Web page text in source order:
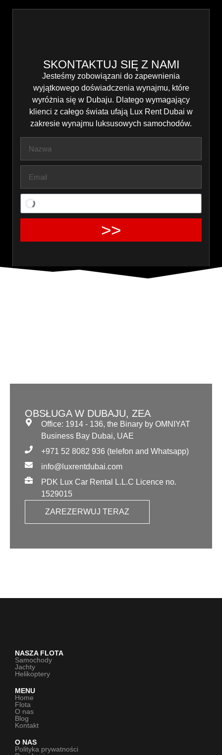
SKONTAKTUJ SIĘ Z NAMI
Jesteśmy zobowiązani do zapewnienia
wyjątkowego doświadczenia wynajmu, które
wyróżnia się w Dubaju. Dlatego wymagający
klienci z całego świata ufają Lux Rent Dubai w
zakresie wynajmu luksusowych samochodów.
>>
OBSŁUGA W DUBAJU, ZEA
Office: 1914 - 136, the Binary by OMNIYAT
Business Bay Dubai, UAE
+971 52 8082 936 (telefon and Whatsapp)
info@luxrentdubai.com
PDK Lux Car Rental L.L.C Licence no.
1529015
ZAREZERWUJ TERAZ
NASZA FLOTA
Samochody
Jachty
Helikoptery
MENU
Home
Flota
O nas
Blog
Kontakt
O NAS
Polityka prywatności